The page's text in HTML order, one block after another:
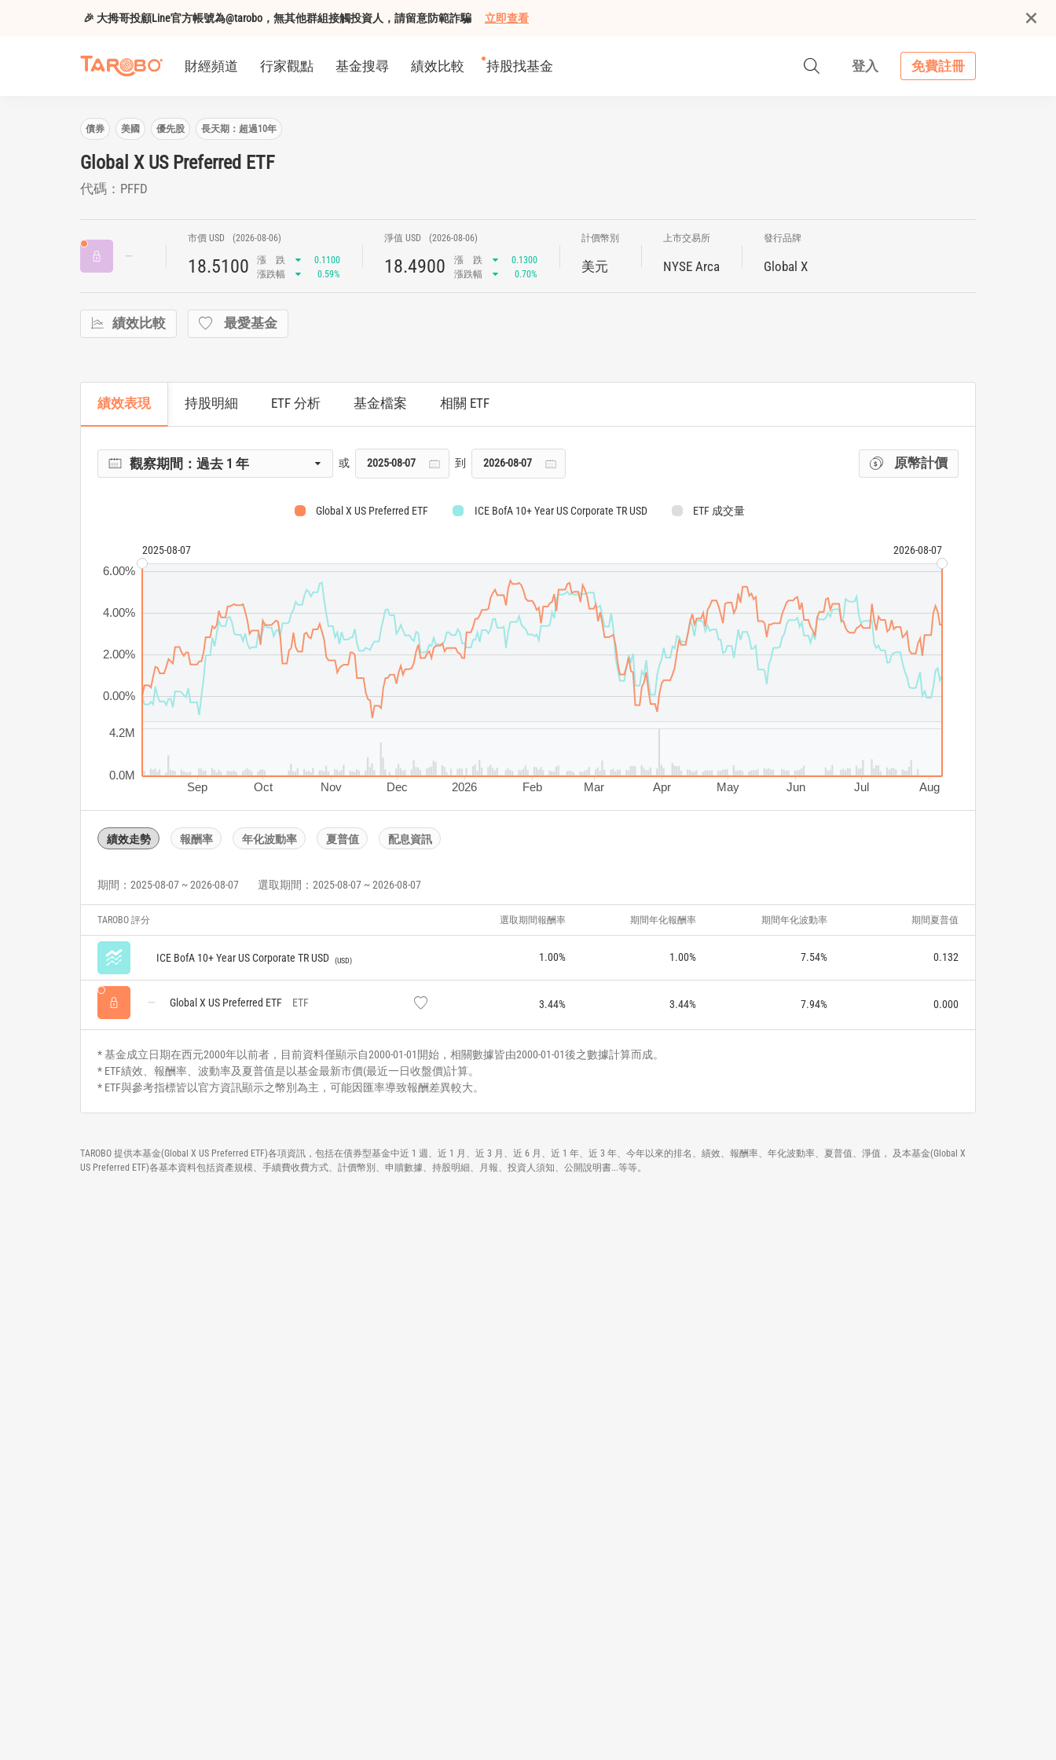
🎉 大拇哥投顧Line官方帳號為@tarobo，無其他群組接觸投資人，請留意防範詐騙 立即查看
財經頻道 行家觀點 基金搜尋 績效比較 持股找基金 登入 免費註冊
債券 美國 優先股 長天期：超過10年
Global X US Preferred ETF
代碼：PFFD
市價 USD (2026-08-06)
18.5100 漲 跌
0.1100
漲跌幅
0.59%
淨值 USD (2026-08-06)
18.4900 漲 跌
0.1300
漲跌幅
0.70%
計價幣別
美元
上市交易所
NYSE Arca
發行品牌
Global X
績效比較 最愛基金
績效表現 持股明細 ETF 分析 基金檔案 相關 ETF
觀察期間：過去 1 年 或 到 原幣計價
Global X US Preferred ETF ICE BofA 10+ Year US Corporate TR USD ETF 成交量
2025-08-07 2026-08-07
Sep Oct Nov Dec 2026 Feb Mar Apr May Jun Jul Aug
0.0M
4.2M
0.00%
2.00%
4.00%
6.00%
績效走勢 報酬率 年化波動率 夏普值 配息資訊
期間：2025-08-07 ~ 2026-08-07 選取期間：2025-08-07 ~ 2026-08-07
TAROBO 評分 選取期間報酬率 期間年化報酬率 期間年化波動率 期間夏普值
ICE BofA 10+ Year US Corporate TR USD USD 1.00% 1.00% 7.54% 0.132
Global X US Preferred ETF ETF 3.44% 3.44% 7.94% 0.000
* 基金成立日期在西元2000年以前者，目前資料僅顯示自2000-01-01開始，相關數據皆由2000-01-01後之數據計算而成。
* ETF績效、報酬率、波動率及夏普值是以基金最新市價(最近一日收盤價)計算。
* ETF與參考指標皆以官方資訊顯示之幣別為主，可能因匯率導致報酬差異較大。
TAROBO 提供本基金(Global X US Preferred ETF)各項資訊，包括在債券型基金中近 1 週、近 1 月、近 3 月、近 6 月、近 1 年、近 3 年、今年以來的排名、績效、報酬率、年化波動率、夏普值、淨值， 及本基金(Global X
US Preferred ETF)各基本資料包括資產規模、手續費收費方式、計價幣別、申贖數據、持股明細、月報、投資人須知、公開說明書...等等。